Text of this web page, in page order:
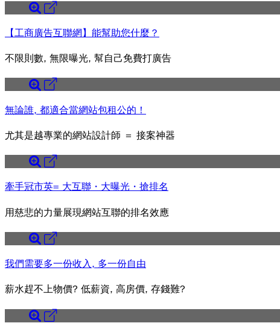
【工商廣告互聯網】能幫助您什麼？
不限則數, 無限曝光, 幫自己免費打廣告
無論誰, 都適合當網站包租公的！
尤其是越專業的網站設計師 ＝ 接案神器
牽手冠市英= 大互聯・大曝光・搶排名
用慈悲的力量展現網站互聯的排名效應
我們需要多一份收入, 多一份自由
薪水趕不上物價? 低薪資, 高房價, 存錢難?